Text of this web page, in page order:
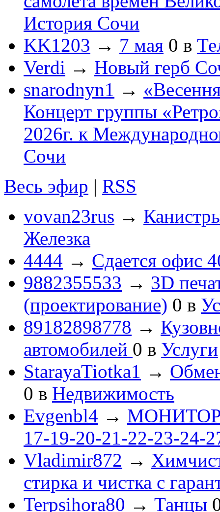
История Сочи
KK1203 → 7 мая 0 в
Verdi → Новый герб
snarodnyn1 →
Концерт группы
2026г. к
Сочи
Весь эфир | RSS
vovan23rus →
Железка
4444 → Сдается офис
9882355533 → 3D
(проектирование) 0 в
89182898778 →
автомобилей 0 в Услуги
StarayaTiotka1 →
0 в Недвижимость
Evgenbl4 → МОНИТОРЫ
17-19-20-21-22-23-24-
Vladimir872 →
стирка и чистка с
Terpsihora80 → Танцы